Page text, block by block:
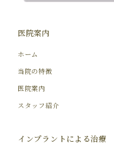
医院案内
ホーム
当院の特徴
医院案内
スタッフ紹介
インプラントによる治療